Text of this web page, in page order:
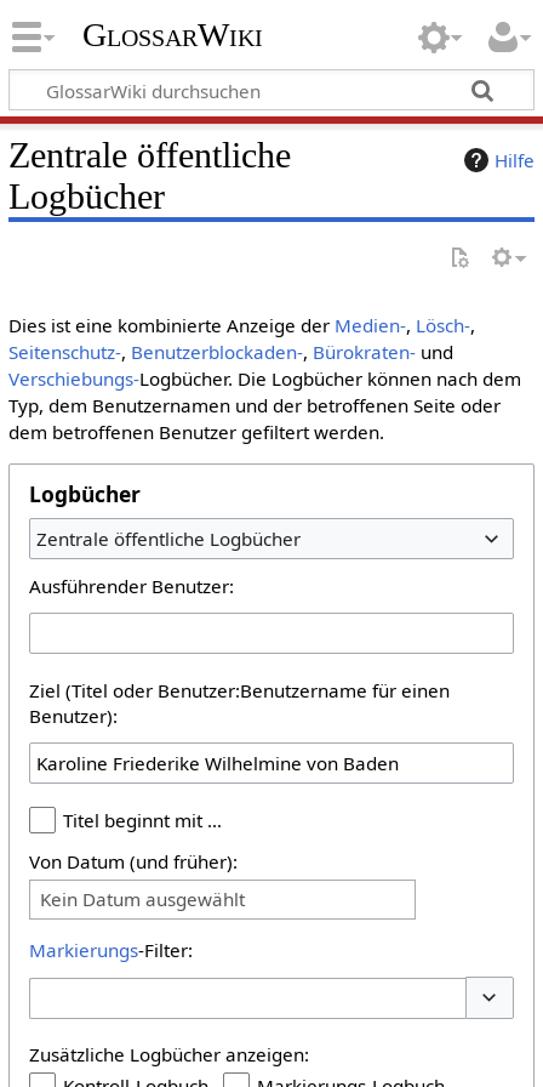
GlossarWiki
Hilfe
Zentrale öffentliche
Logbücher
Dies ist eine kombinierte Anzeige der Medien-, Lösch-,
Seitenschutz-, Benutzerblockaden-, Bürokraten-und
Verschiebungs-Logbücher. Die Logbücher können nach dem
Typ, dem Benutzernamen und der betroffenen Seite oder
dem betroffenen Benutzer gefiltert werden.
Logbücher
Zentrale öffentliche Logbücher
Ausführender Benutzer:
Ziel (Titel oder Benutzer:Benutzername für einen
Benutzer):
Titel beginnt mit …
Von Datum (und früher):
Kein Datum ausgewählt
Markierungs-Filter:
Zusätzliche Logbücher anzeigen: